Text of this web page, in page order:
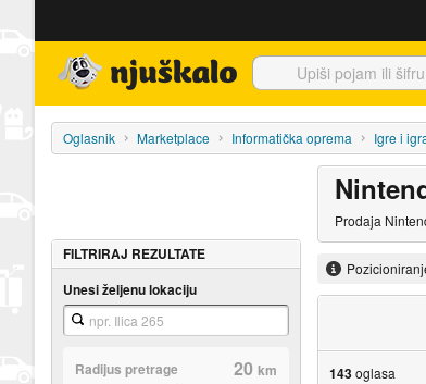
Oglasnik Marketplace Informatička oprema Igre i
Prodaja
143oglasa
FILTRIRAJ REZULTATE
Unesi željenu lokaciju
Radijus pretrage 20km